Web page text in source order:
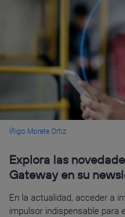
Íñigo Morete Ortiz
Explora las
Gateway en su
En la actualidad, acceder a
impulsor indispensable para